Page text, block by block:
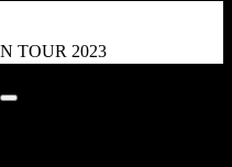
TOUR 2023